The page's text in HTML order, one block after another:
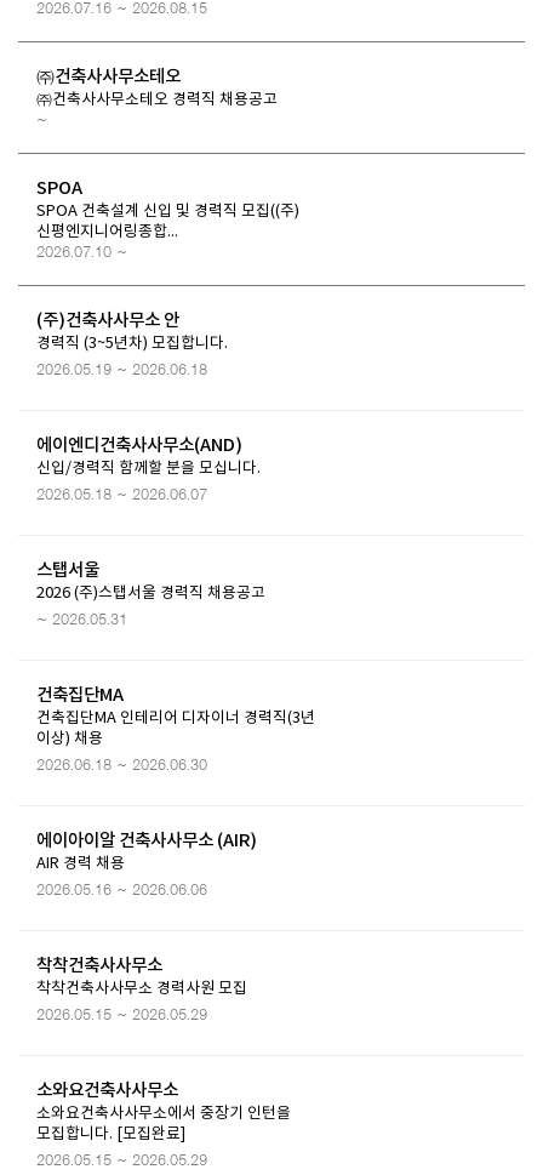
2026.07.16 ~ 2026.08.15
㈜건축사사무소테오
㈜건축사사무소테오 경력직 채용공고
~
SPOA
SPOA 건축설계 신입 및 경력직 모집((주)
신평엔지니어링종합...
2026.07.10 ~
(주)건축사사무소 안
경력직 (3~5년차) 모집합니다.
2026.05.19 ~ 2026.06.18
에이엔디건축사사무소(AND)
신입/경력직 함께할 분을 모십니다.
2026.05.18 ~ 2026.06.07
스탭서울
2026 (주)스탭서울 경력직 채용공고
~ 2026.05.31
건축집단MA
건축집단MA 인테리어 디자이너 경력직(3년
이상) 채용
2026.06.18 ~ 2026.06.30
에이아이알 건축사사무소 (AIR)
AIR 경력 채용
2026.05.16 ~ 2026.06.06
착착건축사사무소
착착건축사사무소 경력사원 모집
2026.05.15 ~ 2026.05.29
소와요건축사사무소
소와요건축사사무소에서 중장기 인턴을
모집합니다. [모집완료]
2026.05.15 ~ 2026.05.29